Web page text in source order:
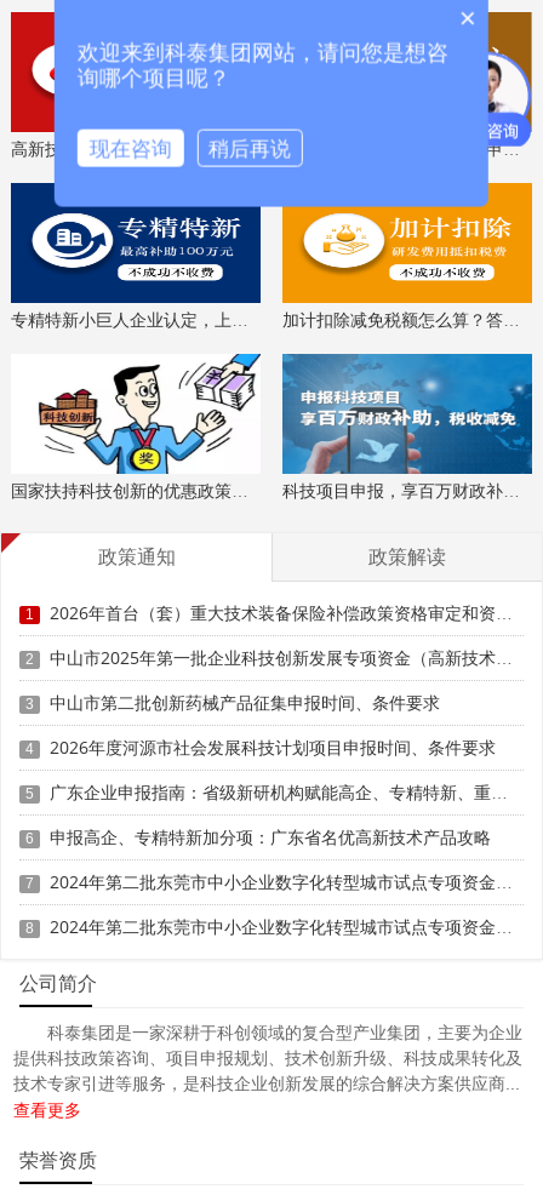
7月20日17:00前将报送材料通过重大技术装备公共服务平台
提交。
(一)首台(套)重大技术装备保险补偿项目资格审定结果，
中予以优先考虑。
(二)鼓励装备制造企业与承保公司根据装备技术成熟
度、应用场景复杂度、历史赔付率等风险特征，自主协商确
定保险费率和险种。同时，在有效期内科学合理使用保费补
助资金额度，合理把握资金使用进度，确保财政资金平稳有
序支出，更好发挥财政资金使用效能。
(三)对于已通过资格审定的项目，同一装备制造企业无
需重复提出资格审定申报，额度适用范围为同一申报企业所
有符合或超过《目录》相应条目技术指标要求的装备以及其
改进型装备。
(四)获得保险补偿政策支持的整机装备制造企业，在开
展采购活动时，对于已投保质量保障类保险的关键系统和零
部件，不应收取配套企业质量保证金。鼓励装备制造企业与
用户协商，对于已投保质量保障类保险的装备，不再收取质
量保证金。
(五)获得保险补偿政策支持的整机装备制造企业，应定
期向配套企业反馈使用情况，推动上游关键系统和零部件等
高新技术企业认定，免费评估，通过后再收费 省工程技术研究中心，专业申报、指导培训
加计扣除减免税额怎么算？答疑解惑、咨询培训
国家扶持科技创新的优惠政策，索取资料、解读政策 科技项目申报，享百万财政补贴，减免40%所得税
政策通知 政策解读
1 2026年首台（套）重大技术装备保险补偿政策资格审定和资金申请时间、条件要求、补助标准
2 中山市2025年第一批企业科技创新发展专项资金（高新技术企业认定补助）申报时间、条件要求、奖补标准
3 中山市第二批创新药械产品征集申报时间、条件要求
4 2026年度河源市社会发展科技计划项目申报时间、条件要求
5 广东企业申报指南：省级新研机构赋能高企、专精特新、重大专项
6 申报高企、专精特新加分项：广东省名优高新技术产品攻略
7 2024年第二批东莞市中小企业数字化转型城市试点专项资金两化融合管理体系贯标项目资助计划
8 2024年第二批东莞市中小企业数字化转型城市试点专项资金两化融合管理体系贯标项目拟资助企业名单的公示
公司简介
科泰集团是一家深耕于科创领域的复合型产业集团，主要为企业
提供科技政策咨询、项目申报规划、技术创新升级、科技成果转化及
技术专家引进等服务，是科技企业创新发展的综合解决方案供应商...
查看更多
荣誉资质
×
欢迎来到科泰集团网站，请问您是想咨
询哪个项目呢？
现在咨询 稍后再说